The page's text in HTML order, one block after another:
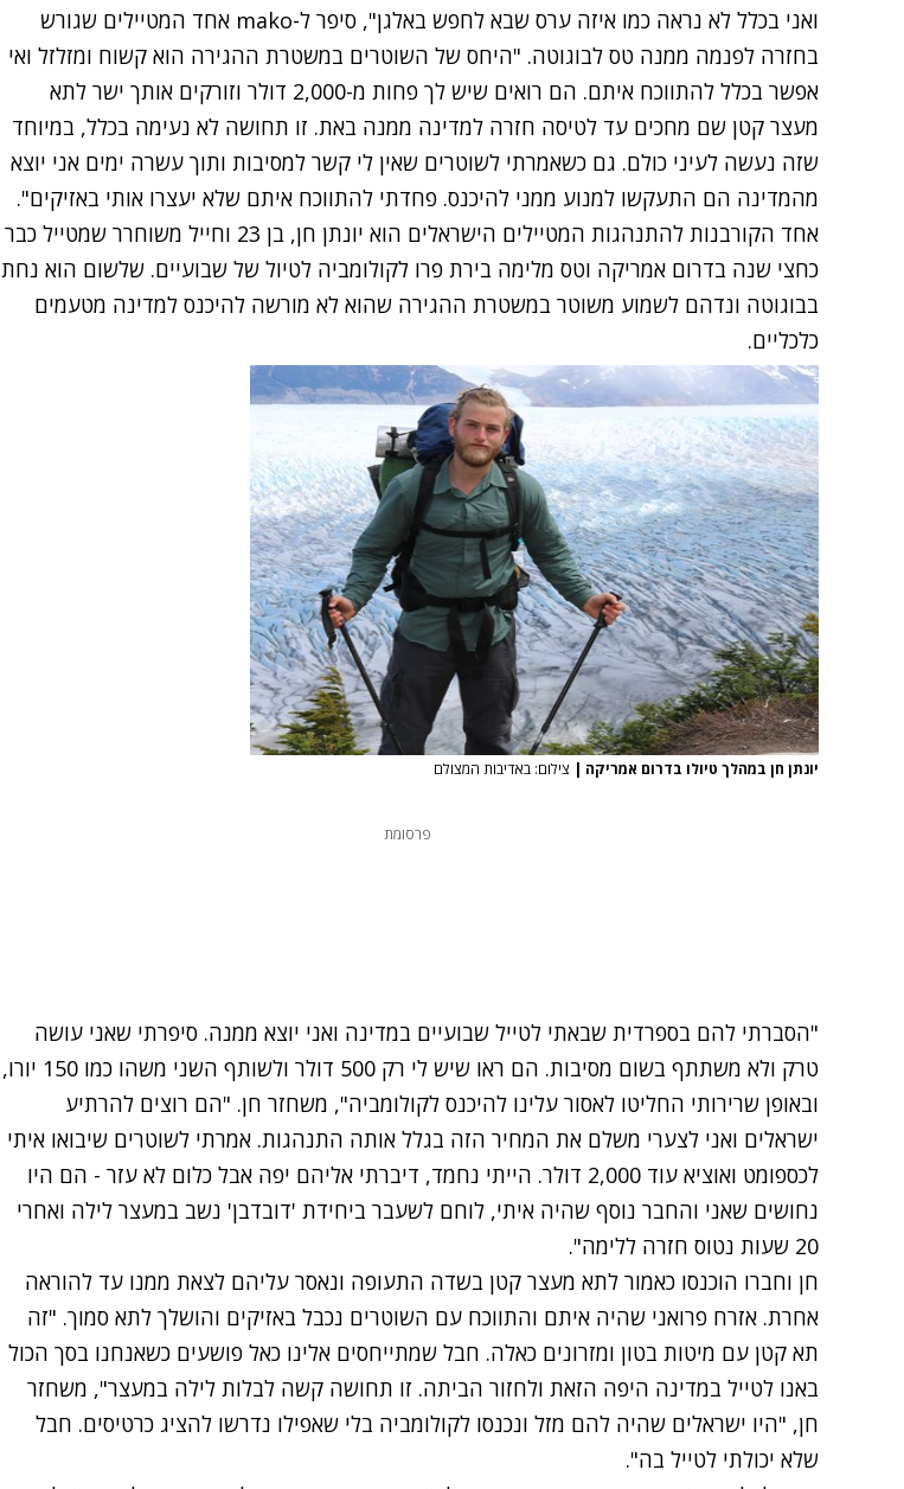
ואני בכלל לא נראה כמו איזה ערס שבא לחפש באלגן", סיפר ל-mako אחד המטיילים שגורש
בחזרה לפנמה ממנה טס לבוגוטה. "היחס של השוטרים במשטרת ההגירה הוא קשוח ומזלזל ואי
אפשר בכלל להתווכח איתם. הם רואים שיש לך פחות מ-2,000 דולר וזורקים אותך ישר לתא
מעצר קטן שם מחכים עד לטיסה חזרה למדינה ממנה באת. זו תחושה לא נעימה בכלל, במיוחד
שזה נעשה לעיני כולם. גם כשאמרתי לשוטרים שאין לי קשר למסיבות ותוך עשרה ימים אני יוצא
מהמדינה הם התעקשו למנוע ממני להיכנס. פחדתי להתווכח איתם שלא יעצרו אותי באזיקים".
אחד הקורבנות להתנהגות המטיילים הישראלים הוא יונתן חן, בן 23 וחייל משוחרר שמטייל כבר
כחצי שנה בדרום אמריקה וטס מלימה בירת פרו לקולומביה לטיול של שבועיים. שלשום הוא נחת
בבוגוטה ונדהם לשמוע משוטר במשטרת ההגירה שהוא לא מורשה להיכנס למדינה מטעמים
כלכליים.
יונתן חן במהלך טיולו בדרום אמריקה | צילום: באדיבות המצולם
פרסומת
"הסברתי להם בספרדית שבאתי לטייל שבועיים במדינה ואני יוצא ממנה. סיפרתי שאני עושה
טרק ולא משתתף בשום מסיבות. הם ראו שיש לי רק 500 דולר ולשותף השני משהו כמו 150 יורו,
ובאופן שרירותי החליטו לאסור עלינו להיכנס לקולומביה", משחזר חן. "הם רוצים להרתיע
ישראלים ואני לצערי משלם את המחיר הזה בגלל אותה התנהגות. אמרתי לשוטרים שיבואו איתי
לכספומט ואוציא עוד 2,000 דולר. הייתי נחמד, דיברתי אליהם יפה אבל כלום לא עזר - הם היו
נחושים שאני והחבר נוסף שהיה איתי, לוחם לשעבר ביחידת 'דובדבן' נשב במעצר לילה ואחרי
20 שעות נטוס חזרה ללימה".
חן וחברו הוכנסו כאמור לתא מעצר קטן בשדה התעופה ונאסר עליהם לצאת ממנו עד להוראה
אחרת. אזרח פרואני שהיה איתם והתווכח עם השוטרים נכבל באזיקים והושלך לתא סמוך. "זה
תא קטן עם מיטות בטון ומזרונים כאלה. חבל שמתייחסים אלינו כאל פושעים כשאנחנו בסך הכול
באנו לטייל במדינה היפה הזאת ולחזור הביתה. זו תחושה קשה לבלות לילה במעצר", משחזר
חן, "היו ישראלים שהיה להם מזל ונכנסו לקולומביה בלי שאפילו נדרשו להציג כרטיסים. חבל
שלא יכולתי לטייל בה".